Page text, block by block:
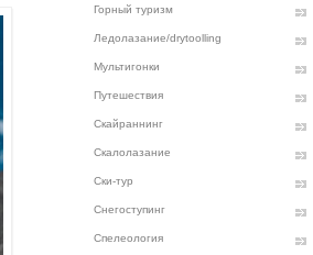
Горный туризм
Ледолазание/drytoolling
Мультигонки
Путешествия
Скайраннинг
Скалолазание
Ски-тур
Снегоступинг
Спелеология